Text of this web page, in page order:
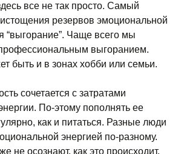
все не так просто. Самый
резервов эмоциональной
“выгорание”. Чаще всего мы
выгоранием.
быть и в зонах хобби или семьи.
сочетается с затратами
По-этому пополнять ее
как и питаться. Разные люди
энергией по-разному.
не осознают, как это происходит.